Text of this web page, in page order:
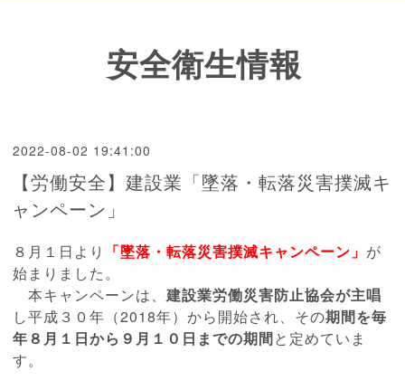
安全衛生情報
2022-08-02 19:41:00
【労働安全】建設業「墜落・転落災害撲滅キ
ャンペーン」
８月１日より 「墜落・転落災害撲滅キャンペーン」 が
始まりました。
本キャンペーンは、建設業労働災害防止協会が主唱
し平成３０年（2018年）から開始され、その期間を毎
年８月１日から９月１０日までの期間と定めていま
す。